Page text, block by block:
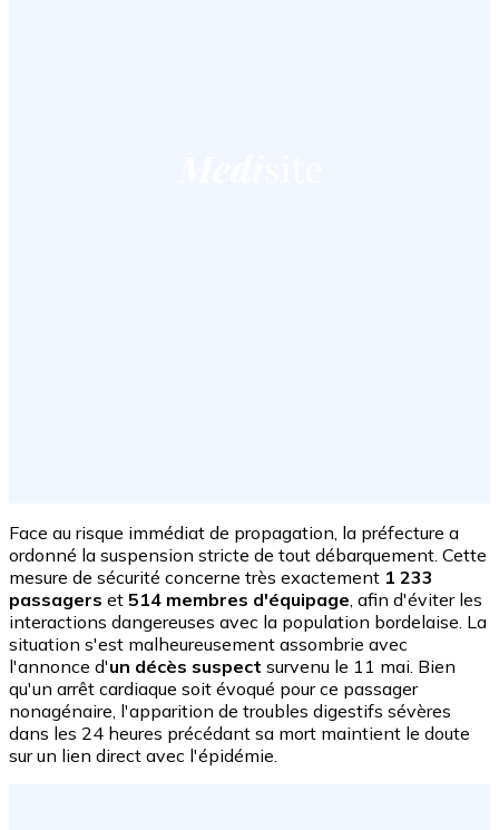
Face au risque immédiat de propagation, la préfecture a
ordonné la suspension stricte de tout débarquement. Cette
mesure de sécurité concerne très exactement 1 233
passagers et 514 membres d'équipage, afin d'éviter les
interactions dangereuses avec la population bordelaise. La
situation s'est malheureusement assombrie avec
l'annonce d'un décès suspect survenu le 11 mai. Bien
qu'un arrêt cardiaque soit évoqué pour ce passager
nonagénaire, l'apparition de troubles digestifs sévères
dans les 24 heures précédant sa mort maintient le doute
sur un lien direct avec l'épidémie.